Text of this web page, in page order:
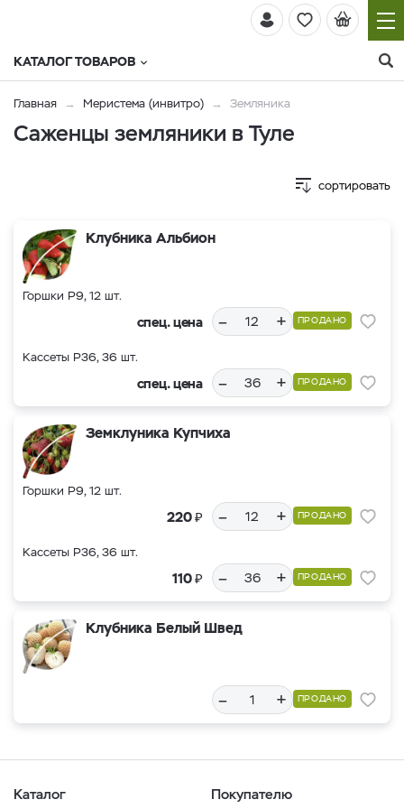
КАТАЛОГ ТОВАРОВ
Главная Меристема (инвитро) Земляника
Саженцы земляники в Туле
сортировать
Клубника Альбион
Горшки Р9, 12 шт.
спец. цена – + ПРОДАНО
Кассеты Р36, 36 шт.
спец. цена – + ПРОДАНО
Земклуника Купчиха
Горшки Р9, 12 шт.
220₽ – + ПРОДАНО
Кассеты Р36, 36 шт.
110₽ – + ПРОДАНО
Клубника Белый Швед
– + ПРОДАНО
Каталог Покупателю